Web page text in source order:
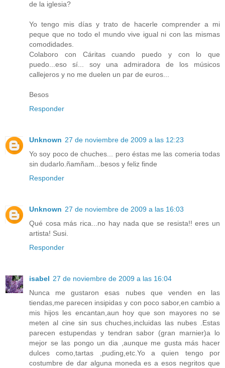
de la iglesia?
Yo tengo mis días y trato de hacerle comprender a mi
peque que no todo el mundo vive igual ni con las mismas
comodidades.
Colaboro con Cáritas cuando puedo y con lo que
puedo...eso sí... soy una admiradora de los músicos
callejeros y no me duelen un par de euros...
Besos
Responder
Unknown 27 de noviembre de 2009 a las 12:23
Yo soy poco de chuches... pero éstas me las comeria todas
sin dudarlo.ñamñam...besos y feliz finde
Responder
Unknown 27 de noviembre de 2009 a las 16:03
Qué cosa más rica...no hay nada que se resista!! eres un
artista! Susi.
Responder
isabel 27 de noviembre de 2009 a las 16:04
Nunca me gustaron esas nubes que venden en las
tiendas,me parecen insipidas y con poco sabor,en cambio a
mis hijos les encantan,aun hoy que son mayores no se
meten al cine sin sus chuches,incluidas las nubes .Estas
parecen estupendas y tendran sabor (gran marnier)a lo
mejor se las pongo un dia ,aunque me gusta más hacer
dulces como,tartas ,puding,etc.Yo a quien tengo por
costumbre de dar alguna moneda es a esos negritos que